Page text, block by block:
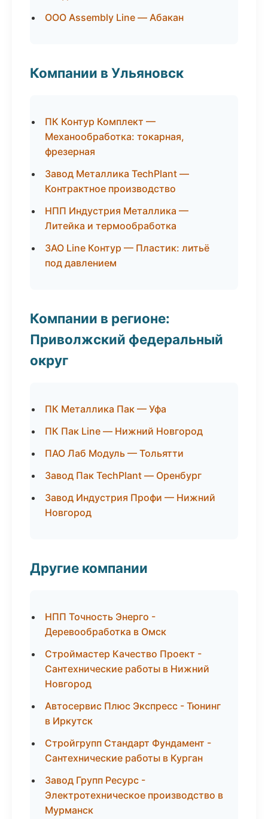
ООО Assembly Line — Абакан
Компании в Ульяновск
ПК Контур Комплект —
Механообработка: токарная,
фрезерная
Завод Металлика TechPlant —
Контрактное производство
НПП Индустрия Металлика —
Литейка и термообработка
ЗАО Line Контур — Пластик: литьё
под давлением
Компании в регионе:
Приволжский федеральный
округ
ПК Металлика Пак — Уфа
ПК Пак Line — Нижний Новгород
ПАО Лаб Модуль — Тольятти
Завод Пак TechPlant — Оренбург
Завод Индустрия Профи — Нижний
Новгород
Другие компании
НПП Точность Энерго -
Деревообработка в Омск
Строймастер Качество Проект -
Сантехнические работы в Нижний
Новгород
Автосервис Плюс Экспресс - Тюнинг
в Иркутск
Стройгрупп Стандарт Фундамент -
Сантехнические работы в Курган
Завод Групп Ресурс -
Электротехническое производство в
Мурманск